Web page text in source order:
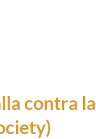
contra la